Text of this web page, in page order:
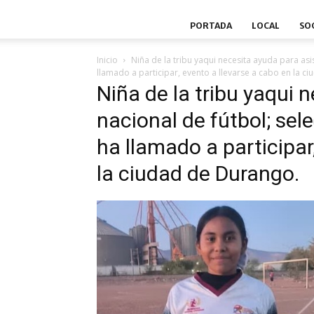
PORTADA LOCAL
Inicio Niña de la tribu yaqui necesita ayuda para
llamado a participar, evento a llevarse a cabo en la
Niña de la tribu yaqui
nacional de fútbol;
ha llamado a
la ciudad de Durango.